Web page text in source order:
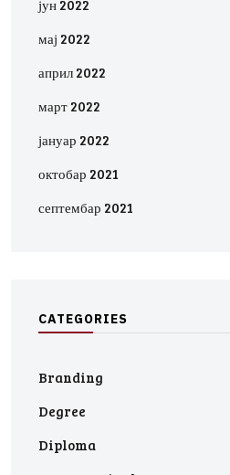
јун 2022
мај 2022
април 2022
март 2022
јануар 2022
октобар 2021
септембар 2021
CATEGORIES
Branding
Degree
Diploma